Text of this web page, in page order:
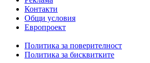
Контакти
Общи условия
Европроект
Политика за поверителност
Политика за бисквитките